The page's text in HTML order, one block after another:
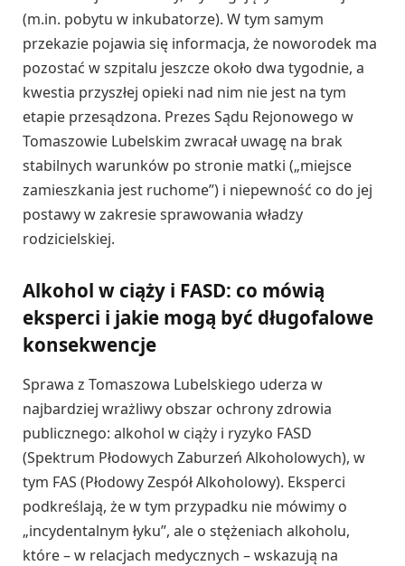
(m.in. pobytu w inkubatorze). W tym samym
przekazie pojawia się informacja, że noworodek ma
pozostać w szpitalu jeszcze około dwa tygodnie, a
kwestia przyszłej opieki nad nim nie jest na tym
etapie przesądzona. Prezes Sądu Rejonowego w
Tomaszowie Lubelskim zwracał uwagę na brak
stabilnych warunków po stronie matki („miejsce
zamieszkania jest ruchome”) i niepewność co do jej
postawy w zakresie sprawowania władzy
rodzicielskiej.
Alkohol w ciąży i FASD: co mówią
eksperci i jakie mogą być długofalowe
konsekwencje
Sprawa z Tomaszowa Lubelskiego uderza w
najbardziej wrażliwy obszar ochrony zdrowia
publicznego: alkohol w ciąży i ryzyko FASD
(Spektrum Płodowych Zaburzeń Alkoholowych), w
tym FAS (Płodowy Zespół Alkoholowy). Eksperci
podkreślają, że w tym przypadku nie mówimy o
„incydentalnym łyku”, ale o stężeniach alkoholu,
które – w relacjach medycznych – wskazują na